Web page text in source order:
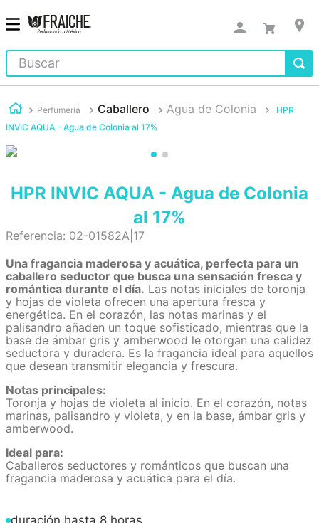
Buscar
Perfumería Caballero Agua de Colonia
HPR
INVIC AQUA - Agua de Colonia al 17%
HPR INVIC AQUA - Agua de Colonia
al 17%
Referencia: 02-01582A|17
Una fragancia maderosa y acuática, perfecta para un
caballero seductor que busca una sensación fresca y
romántica durante el día. Las notas iniciales de toronja
y hojas de violeta ofrecen una apertura fresca y
energética. En el corazón, las notas marinas y el
palisandro añaden un toque sofisticado, mientras que la
base de ámbar gris y amberwood le otorgan una calidez
seductora y duradera. Es la fragancia ideal para aquellos
que desean transmitir elegancia y frescura.
Notas principales:
Toronja y hojas de violeta al inicio. En el corazón, notas
marinas, palisandro y violeta, y en la base, ámbar gris y
amberwood.
Ideal para:
Caballeros seductores y románticos que buscan una
fragancia maderosa y acuática para el día.
duración hasta 8 horas